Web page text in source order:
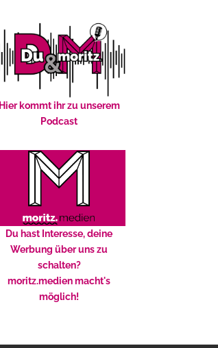
Hier kommt ihr zu unserem
Podcast
Du hast Interesse, deine
Werbung über uns zu
schalten?
moritz.medien macht's
möglich!